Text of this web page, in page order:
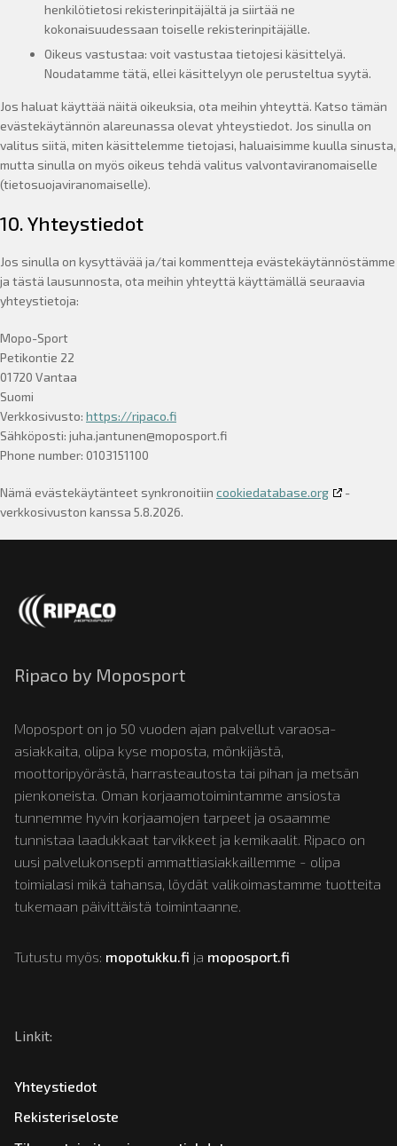
henkilötietosi rekisterinpitäjältä ja siirtää ne
kokonaisuudessaan toiselle rekisterinpitäjälle.
Oikeus vastustaa: voit vastustaa tietojesi käsittelyä.
Noudatamme tätä, ellei käsittelyyn ole perusteltua syytä.
Jos haluat käyttää näitä oikeuksia, ota meihin yhteyttä. Katso tämän
evästekäytännön alareunassa olevat yhteystiedot. Jos sinulla on
valitus siitä, miten käsittelemme tietojasi, haluaisimme kuulla sinusta,
mutta sinulla on myös oikeus tehdä valitus valvontaviranomaiselle
(tietosuojaviranomaiselle).
10. Yhteystiedot
Jos sinulla on kysyttävää ja/tai kommentteja evästekäytännöstämme
ja tästä lausunnosta, ota meihin yhteyttä käyttämällä seuraavia
yhteystietoja:
Mopo-Sport
Petikontie 22
01720 Vantaa
Suomi
Verkkosivusto: https://ripaco.fi
Sähköposti: juha.jantunen@moposport.fi
Phone number: 0103151100
Nämä evästekäytänteet synkronoitiin cookiedatabase.org
-
verkkosivuston kanssa 5.8.2026.
Ripaco by Moposport
Moposport on jo 50 vuoden ajan palvellut varaosa-
asiakkaita, olipa kyse moposta, mönkijästä,
moottoripyörästä, harrasteautosta tai pihan ja metsän
pienkoneista. Oman korjaamotoimintamme ansiosta
tunnemme hyvin korjaamojen tarpeet ja osaamme
tunnistaa laadukkaat tarvikkeet ja kemikaalit. Ripaco on
uusi palvelukonsepti ammattiasiakkaillemme - olipa
toimialasi mikä tahansa, löydät valikoimastamme tuotteita
tukemaan päivittäistä toimintaanne.
Tutustu myös: mopotukku.fi ja moposport.fi
Linkit:
Yhteystiedot
Rekisteriseloste